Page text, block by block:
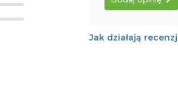
Jak działają